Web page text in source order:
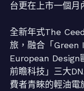
台更在上市一個月
全新年式The
旅，融合「Green
European Design
前瞻科技」三大
費者青睞的輕油電